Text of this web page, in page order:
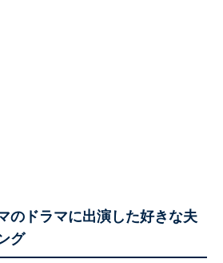
のドラマに出演した好きな夫
グ